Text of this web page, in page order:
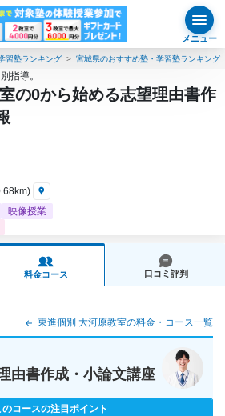
メニュー
習塾ランキング 宮城県のおすすめ塾・学習塾ランキング
指導。
の0から始める志望理由書作
映像授業
料金コース 口コミ評判
東進個別 大河原教室の料金・コース一覧
由書作成・小論文講座
のコースの注目ポイント